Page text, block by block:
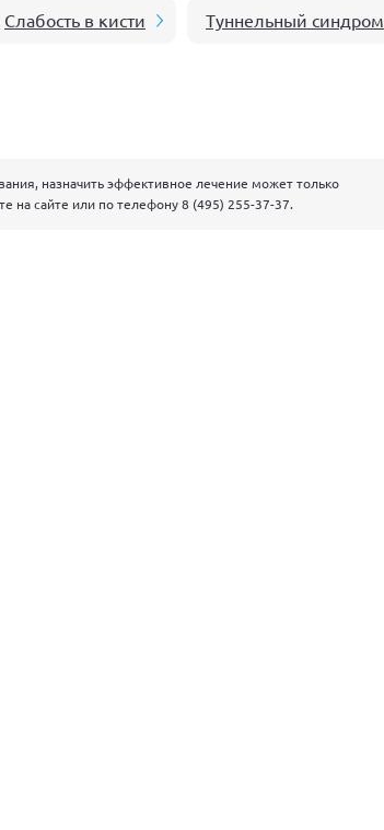
Слабость в кисти Туннельный синдром
назначить эффективное лечение может только
на сайте или по телефону8 (495) 255-37-37.